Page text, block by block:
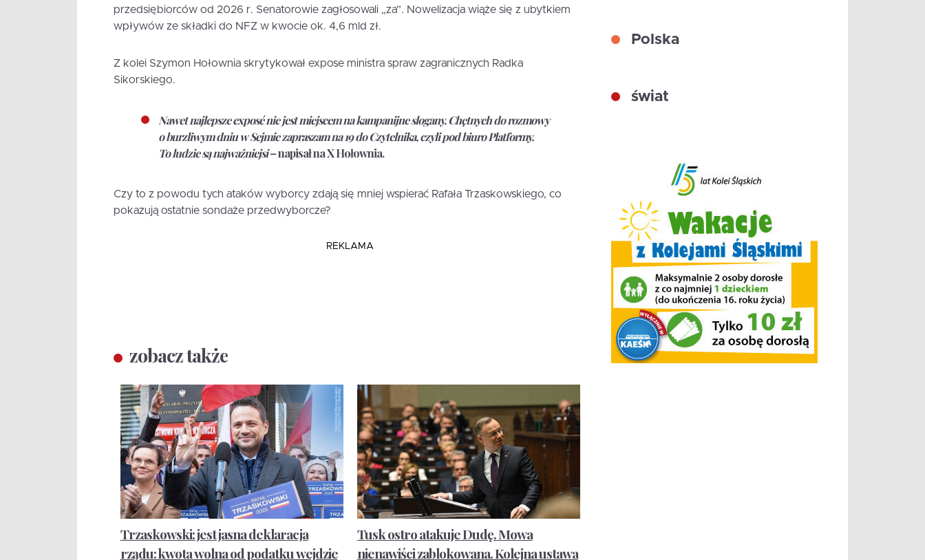
przedsiębiorców od 2026 r. Senatorowie zagłosowali „za”. Nowelizacja wiąże się z ubytkiem
wpływów ze składki do NFZ w kwocie ok. 4,6 mld zł.
Z kolei Szymon Hołownia skrytykował expose ministra spraw zagranicznych Radka
Sikorskiego.
Nawet najlepsze exposé nie jest miejscem na kampanijne slogany. Chętnych do rozmowy
o burzliwym dniu w Sejmie zapraszam na 19 do Czytelnika, czyli pod biuro Platformy.
To ludzie są najważniejsi– napisał na X Hołownia.
Czy to z powodu tych ataków wyborcy zdają się mniej wspierać Rafała Trzaskowskiego, co
pokazują ostatnie sondaże przedwyborcze?
REKLAMA
zobacz także
Trzaskowski: jest jasna deklaracja
rządu: kwota wolna od podatku wejdzie
Tusk ostro atakuje Dudę. Mowa
nienawiści zablokowana. Kolejna ustawa
Polska
świat